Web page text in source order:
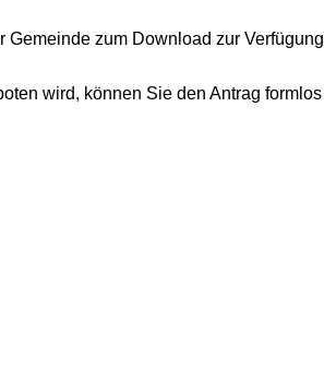
Gemeinde zum Download zur Verfügung
wird, können Sie den Antrag formlos